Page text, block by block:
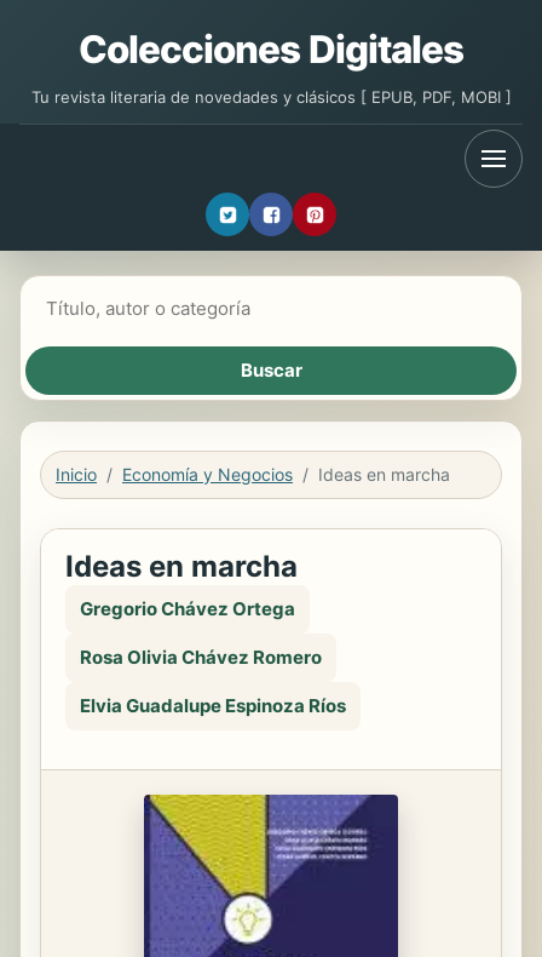
Colecciones Digitales
Tu revista literaria de novedades y clásicos [ EPUB, PDF, MOBI ]
Inicio Economía y Negocios Ideas en marcha
Ideas en marcha
Gregorio Chávez Ortega
Rosa Olivia Chávez Romero
Elvia Guadalupe Espinoza Ríos